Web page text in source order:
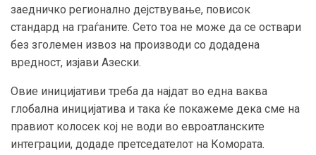
заедничко регионално дејствување, повисок
стандард на граѓаните. Сето тоа не може да се оствари
без зголемен извоз на производи со додадена
вредност, изјави Азески.
Овие иницијативи треба да најдат во една ваква
глобална иницијатива и така ќе покажеме дека сме на
правиот колосек кој не води во евроатланските
интеграции, додаде претседателот на Комората.